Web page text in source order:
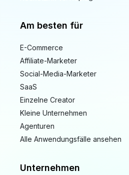
Am besten für
E-Commerce
Affiliate-Marketer
Social-Media-Marketer
SaaS
Einzelne Creator
Kleine Unternehmen
Agenturen
Alle Anwendungsfälle ansehen
Unternehmen